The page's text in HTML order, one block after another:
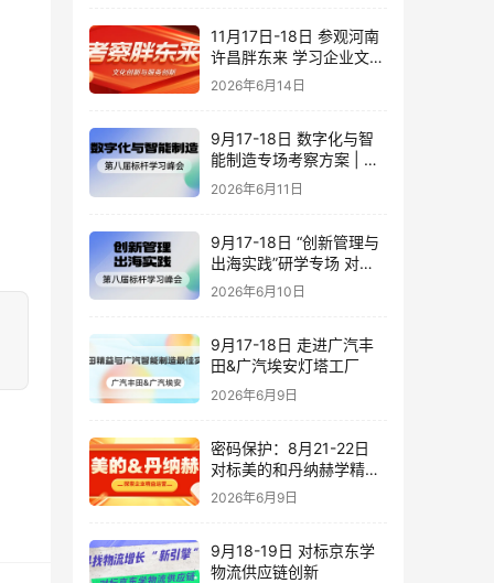
11月17日-18日 参观河南
许昌胖东来 学习企业文化
创新与服务创新
2026年6月14日
9月17-18日 数字化与智
能制造专场考察方案 | 对
标潍柴·豪迈·海尔·歌尔_标
杆学习峰会
2026年6月11日
9月17-18日 “创新管理与
出海实践”研学专场 对标
潍柴&豪迈&海尔&歌尔
2026年6月10日
9月17-18日 走进广汽丰
田&广汽埃安灯塔工厂
2026年6月9日
密码保护：8月21-22日
对标美的和丹纳赫学精益
运营
2026年6月9日
9月18-19日 对标京东学
物流供应链创新